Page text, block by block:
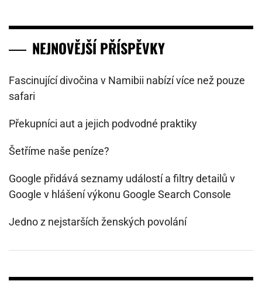
NEJNOVĚJŠÍ PŘÍSPĚVKY
Fascinující divočina v Namibii nabízí více než pouze
safari
Překupníci aut a jejich podvodné praktiky
Šetříme naše peníze?
Google přidává seznamy událostí a filtry detailů v
Google v hlášení výkonu Google Search Console
Jedno z nejstarších ženských povolání